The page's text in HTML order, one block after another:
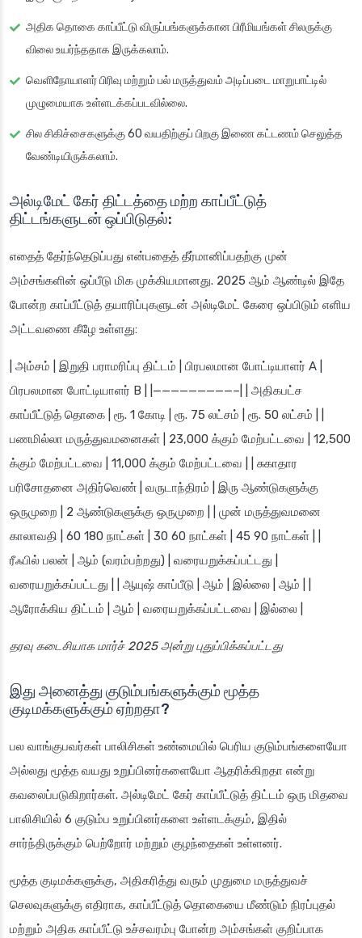
அதிக தொகை காப்பீட்டு விருப்பங்களுக்கான பிரீமியங்கள் சிலருக்கு
விலை உயர்ந்ததாக இருக்கலாம்.
வெளிநோயாளர் பிரிவு மற்றும் பல் மருத்துவம் அடிப்படை மாறுபாட்டில்
முழுமையாக உள்ளடக்கப்படவில்லை.
சில சிகிச்சைகளுக்கு 60 வயதிற்குப் பிறகு இணை கட்டணம் செலுத்த
வேண்டியிருக்கலாம்.
அல்டிமேட் கேர் திட்டத்தை மற்ற காப்பீட்டுத்
திட்டங்களுடன் ஒப்பிடுதல்:
எதைத் தேர்ந்தெடுப்பது என்பதைத் தீர்மானிப்பதற்கு முன்
அம்சங்களின் ஒப்பீடு மிக முக்கியமானது. 2025 ஆம் ஆண்டில் இதே
போன்ற காப்பீட்டுத் தயாரிப்புகளுடன் அல்டிமேட் கேரை ஒப்பிடும் எளிய
அட்டவணை கீழே உள்ளது:
| அம்சம் | இறுதி பராமரிப்பு திட்டம் | பிரபலமான போட்டியாளர் A |
பிரபலமான போட்டியாளர் B | |—————————–| | அதிகபட்ச
காப்பீட்டுத் தொகை | ரூ. 1 கோடி | ரூ. 75 லட்சம் | ரூ. 50 லட்சம் | |
பணமில்லா மருத்துவமனைகள் | 23,000 க்கும் மேற்பட்டவை | 12,500
க்கும் மேற்பட்டவை | 11,000 க்கும் மேற்பட்டவை | | சுகாதார
பரிசோதனை அதிர்வெண் | வருடாந்திரம் | இரு ஆண்டுகளுக்கு
ஒருமுறை | 2 ஆண்டுகளுக்கு ஒருமுறை | | முன் மருத்துவமனை
காலாவதி | 60 180 நாட்கள் | 30 60 நாட்கள் | 45 90 நாட்கள் | |
ரீஃபில் பலன் | ஆம் (வரம்பற்றது) | வரையறுக்கப்பட்டது |
வரையறுக்கப்பட்டது | | ஆயுஷ் காப்பீடு | ஆம் | இல்லை | ஆம் | |
ஆரோக்கிய திட்டம் | ஆம் | வரையறுக்கப்பட்டவை | இல்லை |
தரவு கடைசியாக மார்ச் 2025 அன்று புதுப்பிக்கப்பட்டது
இது அனைத்து குடும்பங்களுக்கும் மூத்த
குடிமக்களுக்கும் ஏற்றதா?
பல வாங்குபவர்கள் பாலிசிகள் உண்மையில் பெரிய குடும்பங்களையோ
அல்லது மூத்த வயது உறுப்பினர்களையோ ஆதரிக்கிறதா என்று
கவலைப்படுகிறார்கள். அல்டிமேட் கேர் காப்பீட்டுத் திட்டம் ஒரு மிதவை
பாலிசியில் 6 குடும்ப உறுப்பினர்களை உள்ளடக்கும், இதில்
சார்ந்திருக்கும் பெற்றோர் மற்றும் குழந்தைகள் உள்ளனர்.
மூத்த குடிமக்களுக்கு, அதிகரித்து வரும் முதுமை மருத்துவச்
செலவுகளுக்கு எதிராக, காப்பீட்டுத் தொகையை மீண்டும் நிரப்புதல்
மற்றும் அதிக காப்பீட்டு உச்சவரம்பு போன்ற அம்சங்கள் குறிப்பாக